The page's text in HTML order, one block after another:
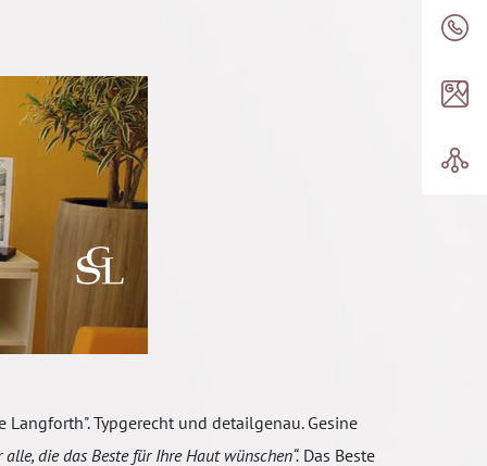
Typgerecht und detailgenau. Gesine
alle, die das Beste für Ihre Haut wünschen“. Das Beste